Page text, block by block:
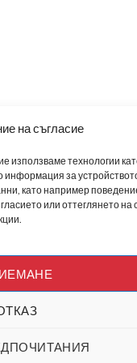
на съгласие
технологии
за
като например
или оттеглянето на